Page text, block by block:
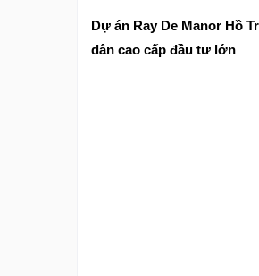
Dự án Ray De Manor Hồ
dân cao cấp đầu tư lớn